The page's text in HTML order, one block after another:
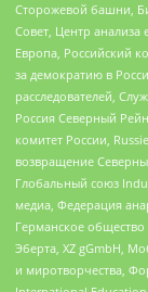
Сторожевой башни,
Совет, Центр анализа
Европа, Российский
за демократию в
расследователей,
Россия Северный
комитет России,
возвращение
Глобальный союз
медиа, Федерация
Германское
Эберта, XZ gGmbH,
и миротворчества,